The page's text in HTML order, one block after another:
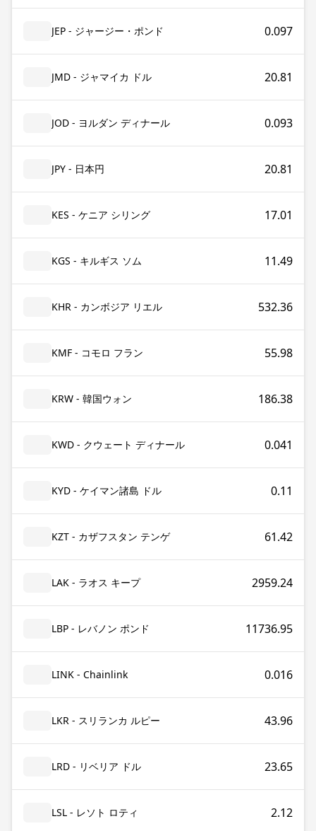
JEP - ジャージー・ポンド 0.097
JMD - ジャマイカ ドル 20.81
JOD - ヨルダン ディナール 0.093
JPY - 日本円 20.81
KES - ケニア シリング 17.01
KGS - キルギス ソム 11.49
KHR - カンボジア リエル 532.36
KMF - コモロ フラン 55.98
KRW - 韓国ウォン 186.38
KWD - クウェート ディナール 0.041
KYD - ケイマン諸島 ドル 0.11
KZT - カザフスタン テンゲ 61.42
LAK - ラオス キープ 2959.24
LBP - レバノン ポンド 11736.95
LINK - Chainlink 0.016
LKR - スリランカ ルピー 43.96
LRD - リベリア ドル 23.65
LSL - レソト ロティ 2.12